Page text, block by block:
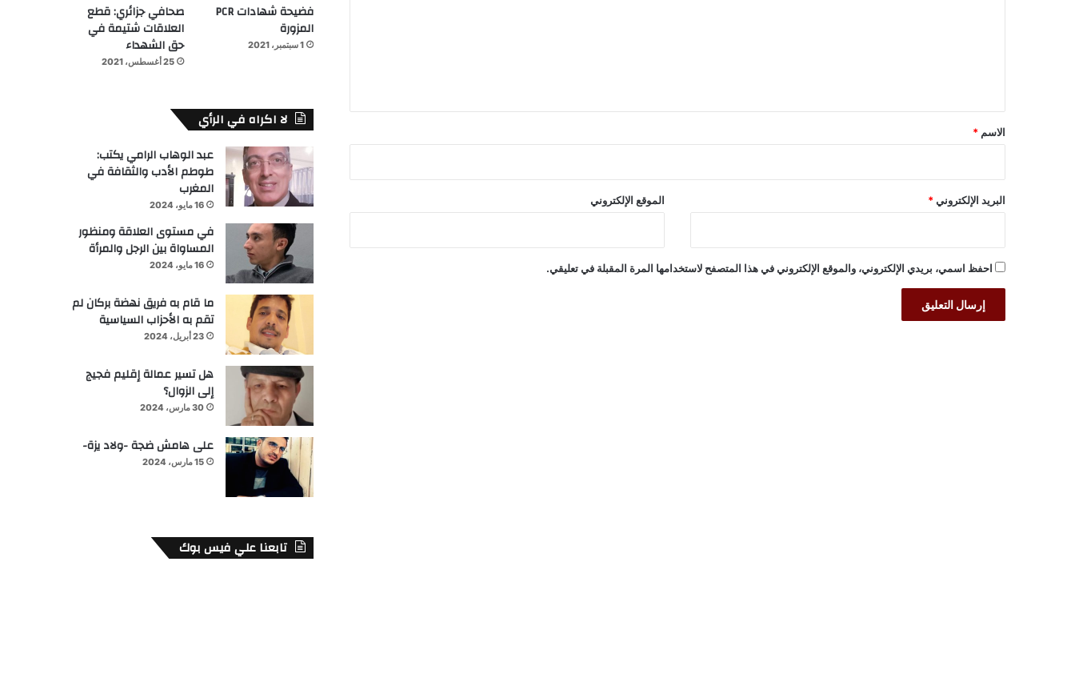
*
الاسم *
البريد الإلكتروني * الموقع الإلكتروني
احفظ اسمي، بريدي الإلكتروني، والموقع الإلكتروني في هذا المتصفح لاستخدامها المرة المقبلة في تعليقي.
فضيحة شهادات PCR
المزورة
1 سبتمبر، 2021
صحافي جزائري: قطع
العلاقات شتيمة في
حق الشهداء
25 أغسطس، 2021
لا اكراه في الرأي
عبد الوهاب الرامي يكتب:
طوطم الأدب والثقافة في
المغرب
16 مايو، 2024
في مستوى العلاقة ومنظور
المساواة بين الرجل والمرأة
16 مايو، 2024
ما قام به فريق نهضة بركان لم
تقم به الأحزاب السياسية
23 أبريل، 2024
هل تسير عمالة إقليم فجيج
إلى الزوال؟
30 مارس، 2024
على هامش ضجة -ولاد يزة-
15 مارس، 2024
تابعنا علي فيس بوك